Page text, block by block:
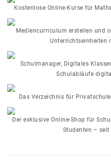
Kostenlose Online-Kurse für
Mediencurriculum erstellen und
Unterrichtseinheiten
Schulmanager, Digitales
Schulabläufe
Das Verzeichnis für
Der exklusive Online-Shop für
Studenten –